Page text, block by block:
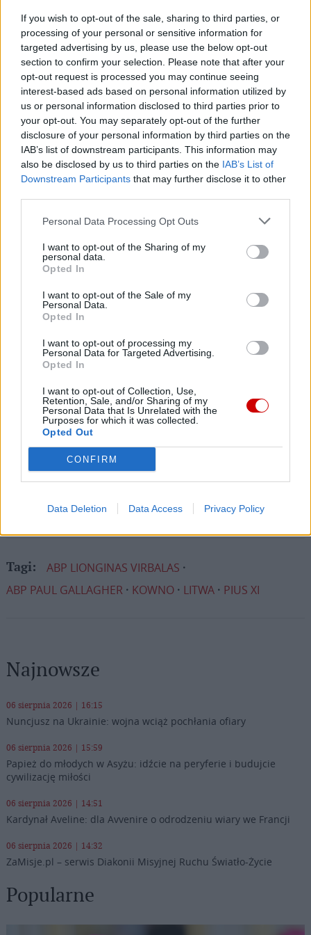
If you wish to opt-out of the sale, sharing to third parties, or
processing of your personal or sensitive information for
targeted advertising by us, please use the below opt-out
section to confirm your selection. Please note that after your
opt-out request is processed you may continue seeing
interest-based ads based on personal information utilized by
us or personal information disclosed to third parties prior to
your opt-out. You may separately opt-out of the further
disclosure of your personal information by third parties on the
IAB’s list of downstream participants. This information may
also be disclosed by us to third parties on the IAB’s List of
Downstream Participants that may further disclose it to other
Personal Data Processing Opt Outs
I want to opt-out of the Sharing of my
personal data.
Opted In
I want to opt-out of the Sale of my
Personal Data.
Opted In
I want to opt-out of processing my
Personal Data for Targeted Advertising.
Opted In
I want to opt-out of Collection, Use,
Retention, Sale, and/or Sharing of my
Personal Data that Is Unrelated with the
Purposes for which it was collected.
Opted Out
CONFIRM
Data Deletion Data Access Privacy Policy
Na terytorium archidiecezji (ok. 8 750 km² ) mieszka ok.
425 tys. osób, z których ok. 80 proc. stanowią katolicy. 33
tys. osób (czyli ok. 10 proc. katolików) co niedziela
uczestniczy we Mszy świętej.
Drogi Czytelniku,
Każdego dnia publikujemy najważniejsze
informacje z życia Kościoła w Polsce i na świecie.
Jednak bez Twojej pomocy sprostanie temu
zadaniu będzie coraz trudniejsze.
Dlatego prosimy Cię o
wsparcie portalu eKAI.pl za
pośrednictwem serwisu Patronite.
Dzięki Tobie będziemy mogli realizować naszą
misję. Więcej informacji znajdziesz
tutaj
Facebook
TwitterMessengerWhatsApp
Email
Wersja do druku
Tagi:
ABP LIONGINAS VIRBALAS
ABP PAUL GALLAGHER
KOWNO LITWA PIUS XI
Najnowsze
06 sierpnia 2026 | 16:15
Nuncjusz na Ukrainie: wojna wciąż pochłania ofiary
06 sierpnia 2026 | 15:59
Papież do młodych w Asyżu: idźcie na peryferie i budujcie
cywilizację miłości
06 sierpnia 2026 | 14:51
Kardynał Aveline: dla Avvenire o odrodzeniu wiary we Francji
06 sierpnia 2026 | 14:32
ZaMisje.pl – serwis Diakonii Misyjnej Ruchu Światło-Życie
Popularne